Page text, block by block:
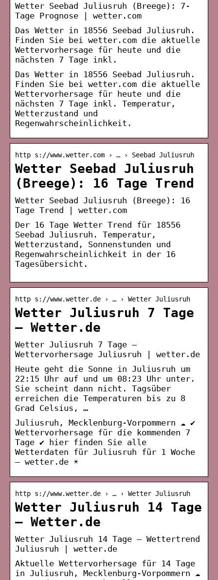
Wetter Seebad Juliusruh (Breege): 7-
Tage Prognose | wetter.com
Das Wetter in 18556 Seebad Juliusruh.
Finden Sie bei wetter.com die aktuelle
Wettervorhersage für heute und die
nächsten 7 Tage inkl.
Das Wetter in 18556 Seebad Juliusruh.
Finden Sie bei wetter.com die aktuelle
Wettervorhersage für heute und die
nächsten 7 Tage inkl. Temperatur,
Wetterzustand und
Regenwahrscheinlichkeit.
http s://www.wetter.com › … › Seebad Juliusruh
Wetter Seebad Juliusruh
(Breege): 16 Tage Trend
Wetter Seebad Juliusruh (Breege): 16
Tage Trend | wetter.com
Der 16 Tage Wetter Trend für 18556
Seebad Juliusruh. Temperatur,
Wetterzustand, Sonnenstunden und
Regenwahrscheinlichkeit in der 16
Tagesübersicht.
http s://www.wetter.de › … › Wetter Juliusruh
Wetter Juliusruh 7 Tage
– Wetter.de
Wetter Juliusruh 7 Tage –
Wettervorhersage Juliusruh | wetter.de
Heute geht die Sonne in Juliusruh um
22:15 Uhr auf und um 08:23 Uhr unter.
Sie scheint dann nicht. Tagsüber
erreichen die Temperaturen bis zu 8
Grad Celsius, …
Juliusruh, Mecklenburg-Vorpommern ☁️ ✔
Wettervorhersage für die kommenden 7
Tage ✔ hier finden Sie alle
Wetterdaten für Juliusruh für 1 Woche
– wetter.de ☀
http s://www.wetter.de › … › Wetter Juliusruh
Wetter Juliusruh 14 Tage
– Wetter.de
Wetter Juliusruh 14 Tage – Wettertrend
Juliusruh | wetter.de
Aktuelle Wettervorhersage für 14 Tage
in Juliusruh, Mecklenburg-Vorpommern ☁️